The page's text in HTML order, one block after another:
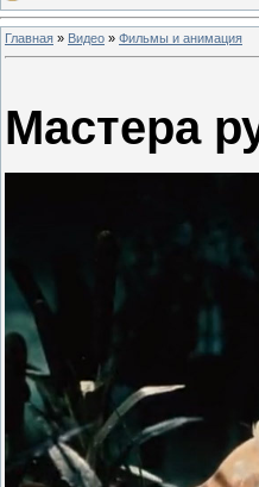
Главная » Видео » Фильмы и анимация
Мастера